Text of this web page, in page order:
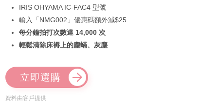
IRIS OHYAMA IC-FAC4 型號
輸入「NMG002」優惠碼額外減$25
每分鐘拍打次數達 14,000 次
輕鬆清除床褥上的塵蟎、灰塵
立即選購
資料由客戶提供